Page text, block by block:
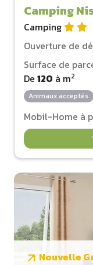
Camping
Camping
Ouverture de
Surface de
De 120 à m2
Animaux acceptés
Mobil-Home à
Nouvelle